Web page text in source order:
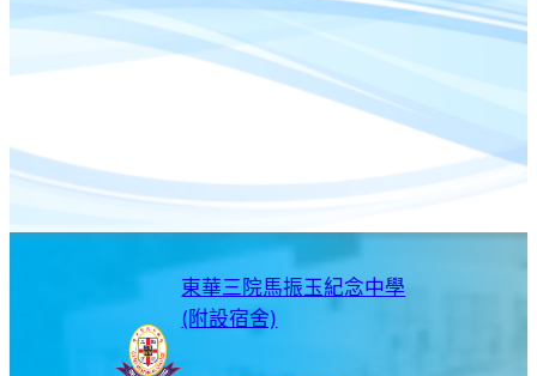
東華三院馬振玉紀念中學
(附設宿舍)